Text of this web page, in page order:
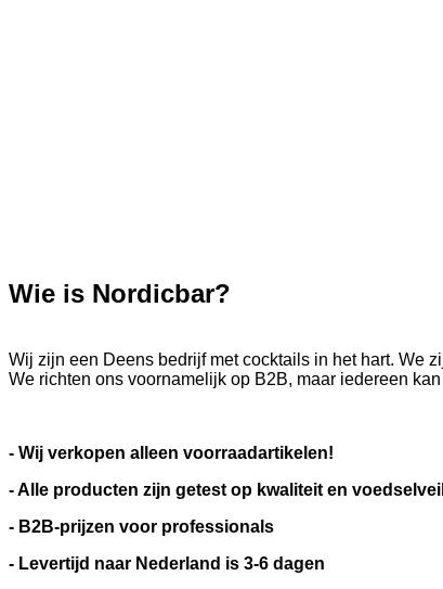
Wie is Nordicbar?
Wij zijn een Deens bedrijf met cocktails in het hart. We
We richten ons voornamelijk op B2B, maar iedereen
- Wij verkopen alleen voorraadartikelen!
- Alle producten zijn getest op kwaliteit en
- B2B-prijzen voor professionals
- Levertijd naar Nederland is 3-6 dagen